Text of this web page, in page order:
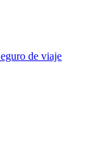
de viaje